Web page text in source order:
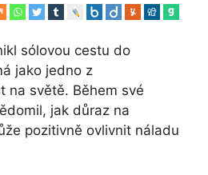
sólovou cestu do
jako jedno z
na světě. Během své
jak důraz na
pozitivně ovlivnit náladu